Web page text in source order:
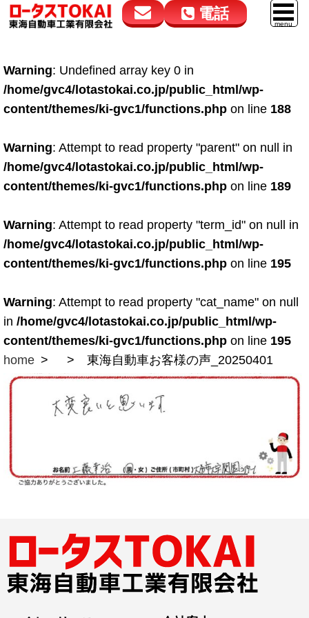
電話
050-5264-4432
9:00～18:00
050-5264-4433
9:00～18:00
車販売
スマイル車検
鈑金・塗装
点検・整備
ロードサービス
レンタカー
Warning: Undefined array key 0 in
/home/gvc4/lotastokai.co.jp/public_html/wp-
content/themes/ki-gvc1/functions.php on line 188
Warning: Attempt to read property "parent" on null in
/home/gvc4/lotastokai.co.jp/public_html/wp-
content/themes/ki-gvc1/functions.php on line 189
Warning: Attempt to read property "term_id" on null in
/home/gvc4/lotastokai.co.jp/public_html/wp-
content/themes/ki-gvc1/functions.php on line 195
Warning: Attempt to read property "cat_name" on null
in /home/gvc4/lotastokai.co.jp/public_html/wp-
content/themes/ki-gvc1/functions.php on line 195
home
東海自動車お客様の声_20250401